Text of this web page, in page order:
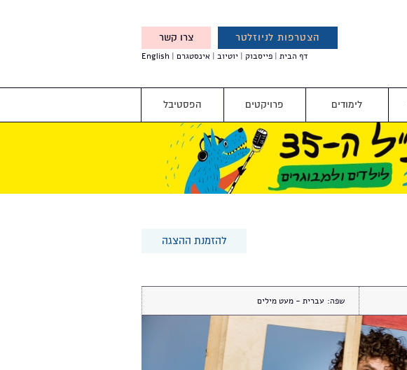
הצטרפות לניוזלטר צרו קשר
והטבות מיוחדות עבורך
דף הבית פייסבוק יוטיוב אינסטגרם English
לימודים פרויקטים הפסטיבל
להזמנת ההצגה
שפה: עברית - מעט מילים